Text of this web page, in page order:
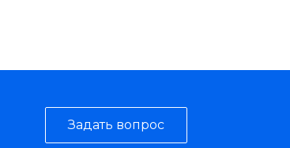
Задать вопрос